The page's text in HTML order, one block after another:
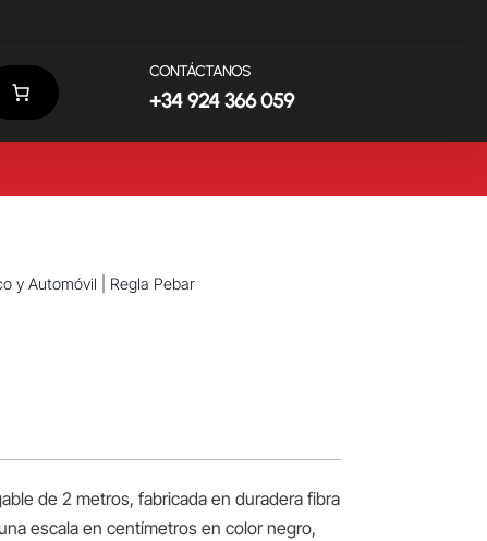
CONTÁCTANOS
+34 924 366 059
y Automóvil | Regla Pebar
de 2 metros, fabricada en duradera fibra
escala en centímetros en color negro,